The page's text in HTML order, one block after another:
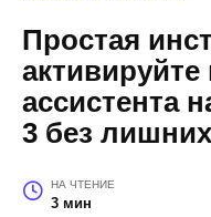
Простая
активируйте
ассистента
3 без
НА ЧТЕНИЕ
3 мин